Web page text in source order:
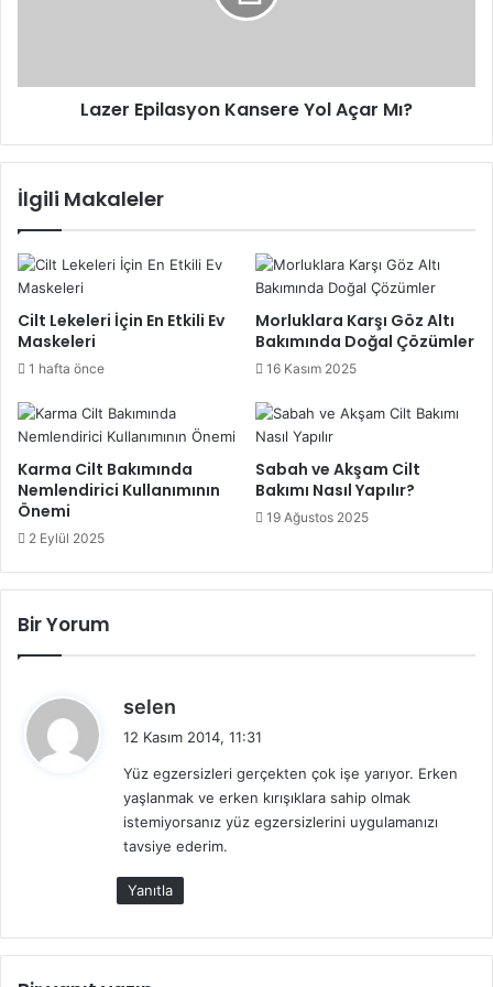
Lazer Epilasyon Kansere Yol Açar Mı?
İlgili Makaleler
Cilt Lekeleri İçin En Etkili Ev
Maskeleri
1 hafta önce
Morluklara Karşı Göz Altı
Bakımında Doğal Çözümler
16 Kasım 2025
Karma Cilt Bakımında
Nemlendirici Kullanımının
Önemi
2 Eylül 2025
Sabah ve Akşam Cilt
Bakımı Nasıl Yapılır?
19 Ağustos 2025
Bir Yorum
selen
i
k
i
:
12 Kasım 2014, 11:31
Yüz egzersizleri gerçekten çok işe yarıyor. Erken
yaşlanmak ve erken kırışıklara sahip olmak
istemiyorsanız yüz egzersizlerini uygulamanızı
tavsiye ederim.
Yanıtla